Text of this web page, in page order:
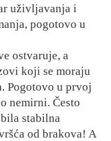
uživljavanja i
pogotovo u
ostvaruje, a
koji se moraju
Pogotovo u prvoj
nemirni. Često
stabilna
od brakova! A